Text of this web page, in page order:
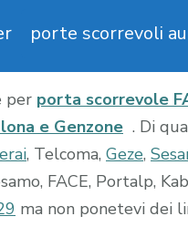
porte scorrevoli
per porta scorrevole
e Genzone . Di
, Telcoma, Geze,
FACE, Portalp,
ma non ponetevi dei